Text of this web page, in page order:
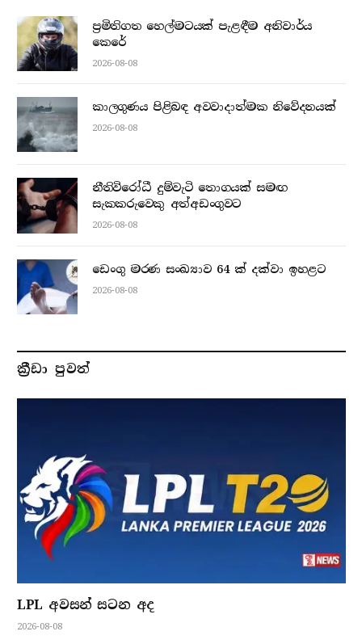
ප්‍රමිතිගත හෙල්මටයක් පැළඳීම අනිවාර්ය
කෙරේ
2026-08-08
කාලගුණය පිළිබඳ අවවාදාත්මක නිවේදනයක්
2026-08-08
නීතිවිරෝධී දුම්වැටි තොගයක් සමඟ
සැකකරුවෙකු අත්අඩංගුවට
2026-08-08
ඩෙංගු මරණ සංඛ්‍යාව 64 ක් දක්වා ඉහළට
2026-08-08
ක්‍රීඩා පුවත්
LPL අවසන් සටන අද
2026-08-08